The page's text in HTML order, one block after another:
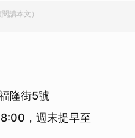
讀本文）
隆街5號
，週末提早至